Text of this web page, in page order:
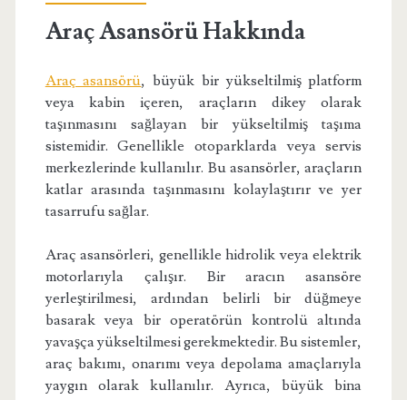
Araç Asansörü Hakkında
Araç asansörü, büyük bir yükseltilmiş platform
veya kabin içeren, araçların dikey olarak
taşınmasını sağlayan bir yükseltilmiş taşıma
sistemidir. Genellikle otoparklarda veya servis
merkezlerinde kullanılır. Bu asansörler, araçların
katlar arasında taşınmasını kolaylaştırır ve yer
tasarrufu sağlar.
Araç asansörleri, genellikle hidrolik veya elektrik
motorlarıyla çalışır. Bir aracın asansöre
yerleştirilmesi, ardından belirli bir düğmeye
basarak veya bir operatörün kontrolü altında
yavaşça yükseltilmesi gerekmektedir. Bu sistemler,
araç bakımı, onarımı veya depolama amaçlarıyla
yaygın olarak kullanılır. Ayrıca, büyük bina